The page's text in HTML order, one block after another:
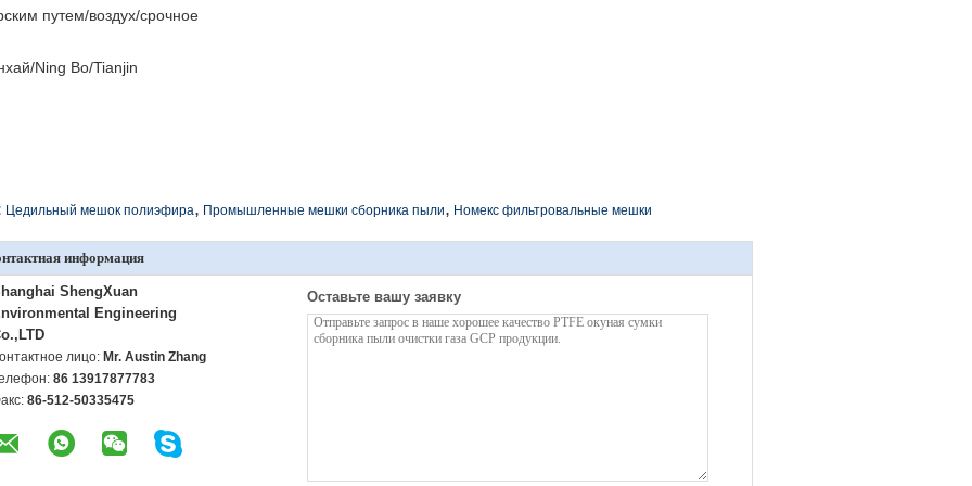
путем/воздух/срочное
Ning Bo/Tianjin
Цедильный мешок полиэфира, Промышленные мешки сборника пыли, Номекс фильтровальные мешки
информация
ShengXuan
Engineering
лицо: Mr. Austin Zhang
86 13917877783
86-512-50335475
Оставьте вашу заявку